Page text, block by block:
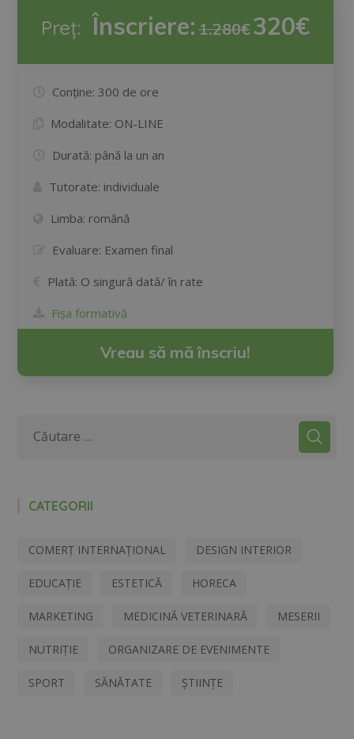
Preț: Înscriere:1.280€320€
Conține: 300 de ore
Modalitate: ON-LINE
Durată: până la un an
Tutorate: individuale
Limba: română
Evaluare: Examen final
Plată: O singură dată/ în rate
Fișa formativă
Vreau să mă înscriu!
CATEGORII
COMERȚ INTERNAȚIONAL DESIGN INTERIOR
EDUCAȚIE ESTETICĂ HORECA
MARKETING MEDICINĂ VETERINARĂ MESERII
NUTRIȚIE ORGANIZARE DE EVENIMENTE
SPORT SĂNĂTATE ȘTIINȚE